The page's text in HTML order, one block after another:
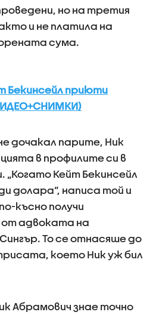
но на третия
и не платила на
сума.
Бекинсейл приюти
дочакал парите, Ник
в профилите си в
Кейт Бекинсейл
долара“, написа той и
късно получи
от адвоката на
То се отнасяше до
което Ник уж бил
Абрамович знае точно